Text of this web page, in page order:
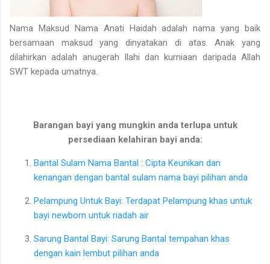
Nama Maksud Nama Anati Haidah adalah nama yang baik
bersamaan maksud yang dinyatakan di atas. Anak yang
dilahirkan adalah anugerah Ilahi dan kurniaan daripada Allah
SWT kepada umatnya.
Barangan bayi yang mungkin anda terlupa untuk
persediaan kelahiran bayi anda:
Bantal Sulam Nama Bantal : Cipta Keunikan dan
kenangan dengan bantal sulam nama bayi pilihan anda
Pelampung Untuk Bayi: Terdapat Pelampung khas untuk
bayi newborn untuk riadah air
Sarung Bantal Bayi: Sarung Bantal tempahan khas
dengan kain lembut pilihan anda